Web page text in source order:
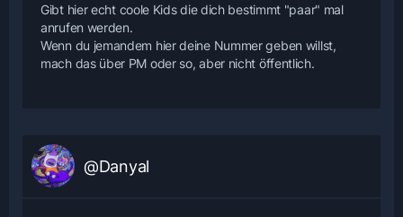
Gibt hier echt coole Kids die dich bestimmt "paar" mal
anrufen werden.
Wenn du jemandem hier deine Nummer geben willst,
mach das über PM oder so, aber nicht öffentlich.
@Danyal